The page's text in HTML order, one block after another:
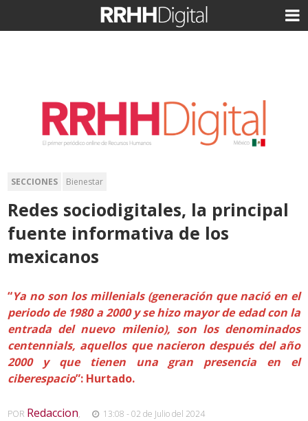
SECCIONES Bienestar
Redes sociodigitales, la principal
fuente informativa de los
mexicanos
“Ya no son los millenials (generación que nació en el
periodo de 1980 a 2000 y se hizo mayor de edad con la
entrada del nuevo milenio), son los denominados
centennials, aquellos que nacieron después del año
2000 y que tienen una gran presencia en el
ciberespacio”: Hurtado.
POR Redaccion, 13:08 - 02 de Julio del 2024